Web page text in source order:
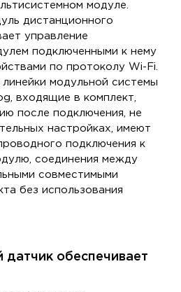
модуле.
дистанционного
управление
подключенными к нему
по протоколу Wi-Fi.
модульной системы
входящие в комплект,
после подключения, не
настройках, имеют
подключения к
соединения между
совместимыми
без использования
обеспечивает